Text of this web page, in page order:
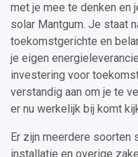
met je mee te denken en
solar Mantgum. Je staat
toekomstgerichte en
je eigen
investering voor
verstandig aan om je te
er nu werkelijk bij komt
Er zijn meerdere soorten
installatie en overige